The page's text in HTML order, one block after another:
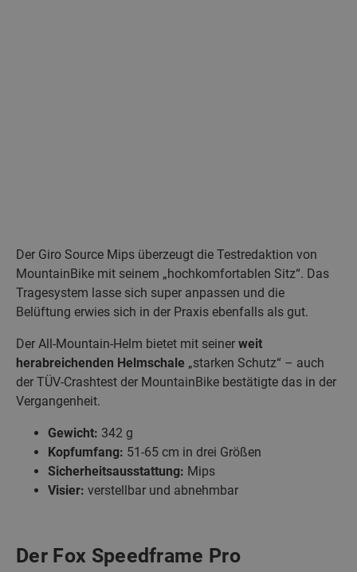
Der Giro Source Mips überzeugt die Testredaktion von
MountainBike mit seinem „hochkomfortablen Sitz“. Das
Tragesystem lasse sich super anpassen und die
Belüftung erwies sich in der Praxis ebenfalls als gut.
Der All-Mountain-Helm bietet mit seiner weit
herabreichenden Helmschale „starken Schutz“ – auch
der TÜV-Crashtest der MountainBike bestätigte das in der
Vergangenheit.
Gewicht: 342 g
Kopfumfang: 51-65 cm in drei Größen
Sicherheitsausstattung: Mips
Visier: verstellbar und abnehmbar
Der Fox Speedframe Pro